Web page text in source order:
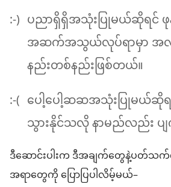
:-) ပညာရှိရှိအသုံးပြုမယ်ဆိုရင် ဖု
အဆက်အသွယ်လုပ်ရာမှာ အ
နည်းတစ်နည်းဖြစ်တယ်။
:-( ပေါ့ပေါ့ဆဆအသုံးပြုမယ်ဆို
သွားနိုင်သလို နာမည်လည်း ပ
ဒီဆောင်းပါးက ဒီအချက်တွေနဲ့ပတ်
အရာတွေကို ပြောပြပါလိမ့်မယ်–